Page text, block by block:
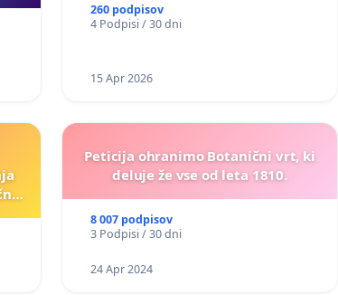
260 podpisov
4 Podpisi / 30 dni
15 Apr 2026
Peticija ohranimo Botanični vrt, ki
deluje že vse od leta 1810.
8 007 podpisov
3 Podpisi / 30 dni
24 Apr 2024